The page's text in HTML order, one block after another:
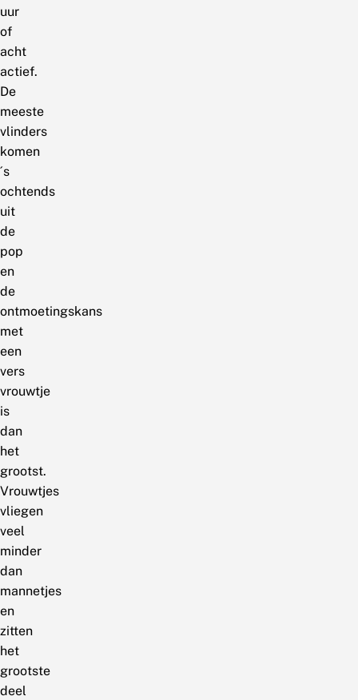
uur
of
acht
actief.
De
meeste
vlinders
komen
´s
ochtends
uit
de
pop
en
de
ontmoetingskans
met
een
vers
vrouwtje
is
dan
het
grootst.
Vrouwtjes
vliegen
veel
minder
dan
mannetjes
en
zitten
het
grootste
deel